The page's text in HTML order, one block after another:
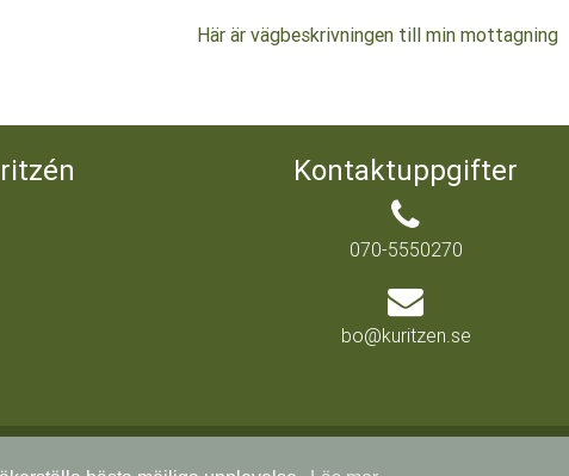
Här är vägbeskrivningen till min mottagning
Kontaktuppgifter
070-5550270
bo@kuritzen.se